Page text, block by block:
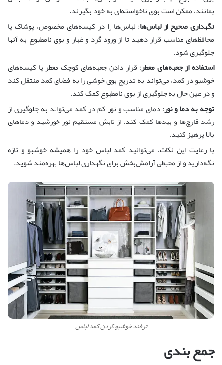
بمانند، ممکن است بوی ناخواسته‌ای به خود بگیرند.
نگهداری صحیح از لباس‌ها: لباس‌ها را در کیسه‌های مخصوص، پوشاک یا
محافظ‌های مناسب قرار دهید تا از ورود گرد و غبار و بوی نامطبوع به آنها
جلوگیری شود.
استفاده از جعبه‌های معطر: قرار دادن جعبه‌های کوچک معطر یا کیسه‌های
خوشبو در کمد، می‌تواند به تدریج بوی خوشی را به فضای کمد منتقل کند
و در عین حال به جلوگیری از بوی نامطبوع کمک کند.
توجه به دما و نور: دمای مناسب و نور کم در کمد می‌تواند به جلوگیری از
رشد قارچ‌ها و بیدها کمک کند. از تابش مستقیم نور خورشید و دماهای
بالا پرهیز کنید.
با رعایت این نکات، می‌توانید کمد لباس خود را همیشه خوشبو و تازه
نگه‌دارید و از محیطی آرامش‌بخش برای نگهداری لباس‌ها بهره‌مند شوید.
ترفند خوشبو کردن کمد لباس
جمع بندی